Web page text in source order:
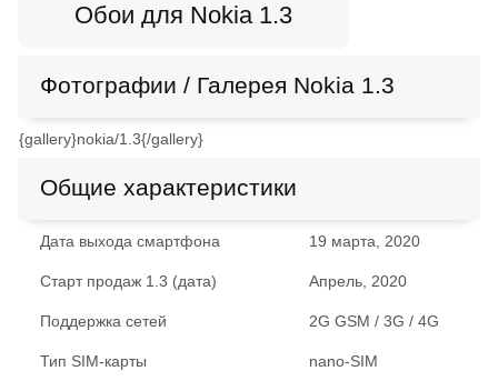
Обои для Nokia 1.3
Фотографии / Галерея Nokia 1.3
{gallery}nokia/1.3{/gallery}
Общие характеристики
Дата выхода смартфона 19 марта, 2020
Старт продаж 1.3 (дата) Апрель, 2020
Поддержка сетей 2G GSM / 3G / 4G
Тип SIM-карты nano-SIM